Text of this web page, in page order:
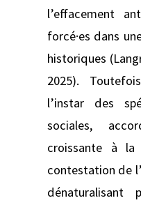
l’effacement
forcé·es dans
historiques
2025).
l’instar des
sociales,
croissante à
contestation de
dénaturalisant